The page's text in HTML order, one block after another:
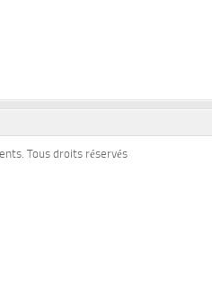
Tous droits réservés